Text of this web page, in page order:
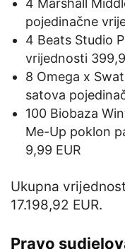
4 Marshall
pojedinačne
4 Beats Studio
vrijednosti
8 Omega x
satova
100 Biobaza
Me-Up poklon
9,99 EUR
Ukupna
17.198,92 EUR.
Pravo